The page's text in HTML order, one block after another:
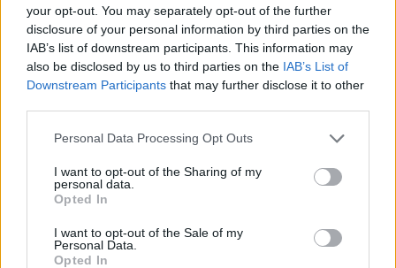
your opt-out. You may separately opt-out of the further
disclosure of your personal information by third parties on the
IAB’s list of downstream participants. This information may
also be disclosed by us to third parties on the IAB’s List of
Downstream Participants that may further disclose it to other
Personal Data Processing Opt Outs
I want to opt-out of the Sharing of my
personal data.
Opted In
I want to opt-out of the Sale of my
Personal Data.
Opted In
export- és az import árindexek, illetve...
KEDVES OLVASÓNK!
regisztrációhoz kötött.
Az előfizetés a következőket tartalmazza:
Portfolio.hu teljes cikkarchívum
kötéslistái